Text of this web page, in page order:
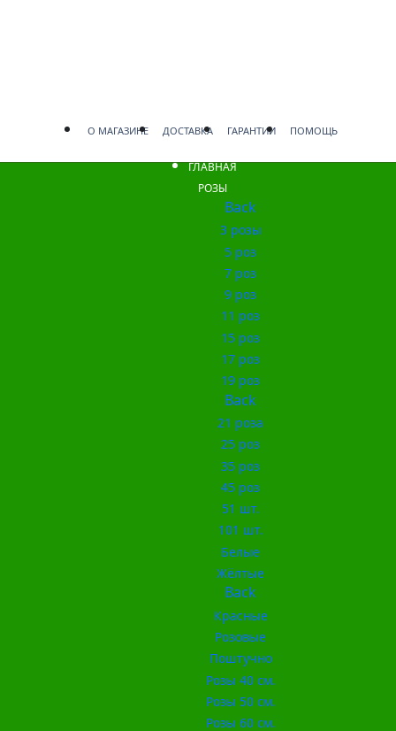
О МАГАЗИНЕ ДОСТАВКА ГАРАНТИИ ПОМОЩЬ
ГЛАВНАЯ
РОЗЫ
Back
3 розы
5 роз
7 роз
9 роз
11 роз
15 роз
17 роз
19 роз
Back
21 роза
25 роз
35 роз
45 роз
51 шт.
101 шт.
Белые
Жёлтые
Back
Красные
Розовые
Поштучно
Розы 40 см.
Розы 50 см.
Розы 60 см.